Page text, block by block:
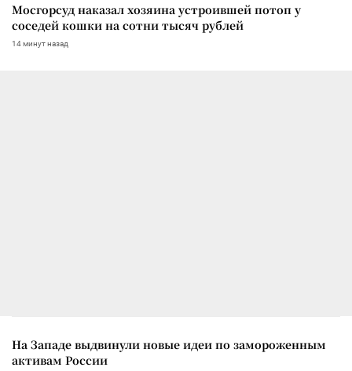
Мосгорсуд наказал хозяина устроившей потоп у
соседей кошки на сотни тысяч рублей
14 минут назад
На Западе выдвинули новые идеи по замороженным
активам России